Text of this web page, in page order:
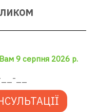
9 серпня 2026 р.